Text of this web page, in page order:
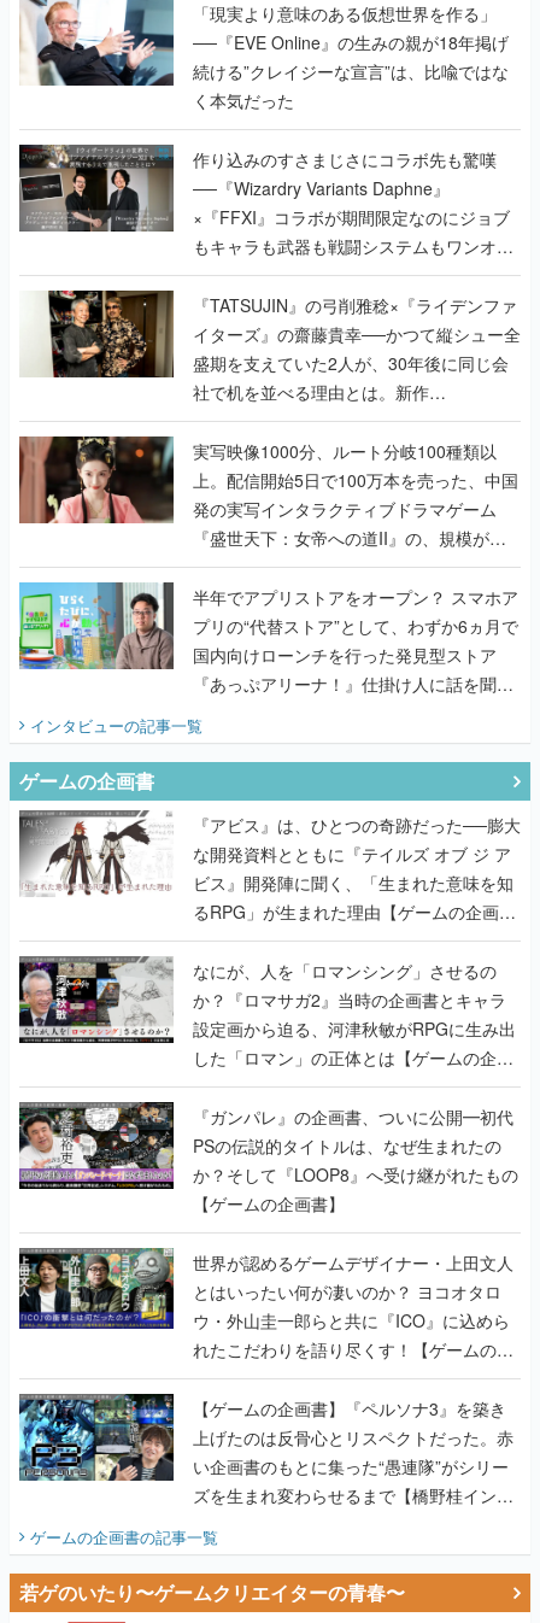
「現実より意味のある仮想世界を作る」
──『EVE Online』の生みの親が18年掲げ
続ける”クレイジーな宣言”は、比喩ではな
く本気だった
作り込みのすさまじさにコラボ先も驚嘆
──『Wizardry Variants Daphne』
×『FFXI』コラボが期間限定なのにジョブ
もキャラも武器も戦闘システムもワンオフ
で作り込まれた理由を両ディレクターに聞
く
『TATSUJIN』の弓削雅稔×『ライデンファ
イターズ』の齋藤貴幸──かつて縦シュー全
盛期を支えていた2人が、30年後に同じ会
社で机を並べる理由とは。新作
『TATSUJIN EXTREME』で初タッグを組
んだレジェンド2人に訊く開発秘話
実写映像1000分、ルート分岐100種類以
上。配信開始5日で100万本を売った、中国
発の実写インタラクティブドラマゲーム
『盛世天下：女帝への道II』の、規模が違
うこだわりをプロデューサーに聞いた
半年でアプリストアをオープン？ スマホア
プリの“代替ストア”として、わずか6ヵ月で
国内向けローンチを行った発見型ストア
『あっぷアリーナ！』仕掛け人に話を聞い
てみた
インタビューの記事一覧
ゲームの企画書
『アビス』は、ひとつの奇跡だった──膨大
な開発資料とともに『テイルズ オブ ジ ア
ビス』開発陣に聞く、「生まれた意味を知
るRPG」が生まれた理由【ゲームの企画
書】
なにが、人を「ロマンシング」させるの
か？『ロマサガ2』当時の企画書とキャラ
設定画から迫る、河津秋敏がRPGに生み出
した「ロマン」の正体とは【ゲームの企画
書】
『ガンパレ』の企画書、ついに公開━初代
PSの伝説的タイトルは、なぜ生まれたの
か？そして『LOOP8』へ受け継がれたもの
【ゲームの企画書】
世界が認めるゲームデザイナー・上田文人
とはいったい何が凄いのか？ ヨコオタロ
ウ・外山圭一郎らと共に『ICO』に込めら
れたこだわりを語り尽くす！【ゲームの企
画書】
【ゲームの企画書】『ペルソナ3』を築き
上げたのは反骨心とリスペクトだった。赤
い企画書のもとに集った“愚連隊”がシリー
ズを生まれ変わらせるまで【橋野桂インタ
ビュー】
ゲームの企画書の記事一覧
若ゲのいたり〜ゲームクリエイターの青春〜